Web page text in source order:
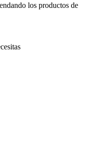
los productos de